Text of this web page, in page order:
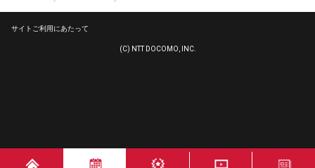
サイトご利用にあたって
(C) NTT DOCOMO, INC.